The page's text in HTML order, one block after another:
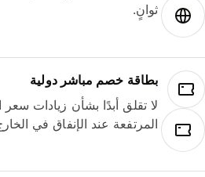
ثوانٍ.
بطاقة خصم مباشر دولية
لا تقلق أبدًا بشأن زيادات سعر
المرتفعة عند الإنفاق في الخارج.